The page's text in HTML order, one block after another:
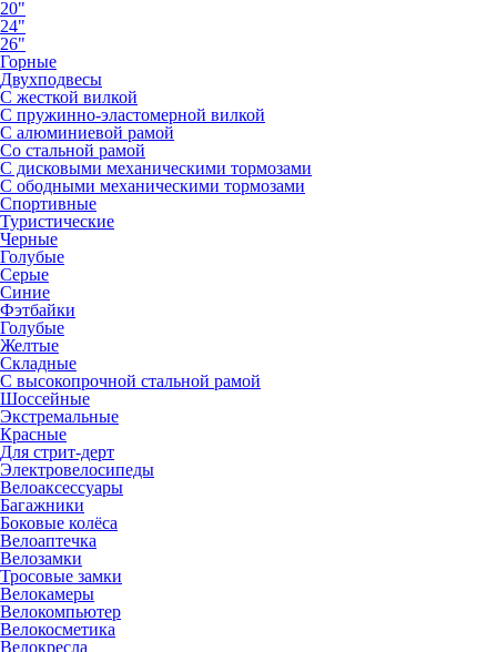
20"
24"
26"
Горные
Двухподвесы
С жесткой вилкой
С пружинно-эластомерной вилкой
С алюминиевой рамой
Со стальной рамой
С дисковыми механическими тормозами
С ободными механическими тормозами
Спортивные
Туристические
Черные
Голубые
Серые
Синие
Фэтбайки
Голубые
Желтые
Складные
С высокопрочной стальной рамой
Шоссейные
Экстремальные
Красные
Для стрит-дерт
Электровелосипеды
Велоаксессуары
Багажники
Боковые колёса
Велоаптечка
Велозамки
Тросовые замки
Велокамеры
Велокомпьютер
Велокосметика
Велокресла